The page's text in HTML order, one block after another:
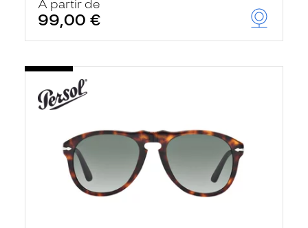
À partir de
99,00 €